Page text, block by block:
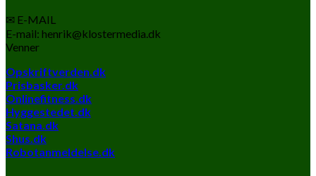
✉ E-MAIL
E-mail: henrik@klostermedia.dk
Venner
Opskriftverden.dk
Prisbasker.dk
Onlinefitness.dk
Hyggestedet.dk
Satana.dk
Shus.dk
Robotanmeldelse.dk